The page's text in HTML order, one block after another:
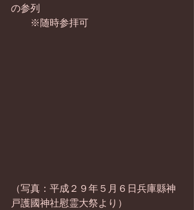
の参列
※随時参拝可
（写真：平成２９年５月６日兵庫縣神
戸護國神社慰霊大祭より）